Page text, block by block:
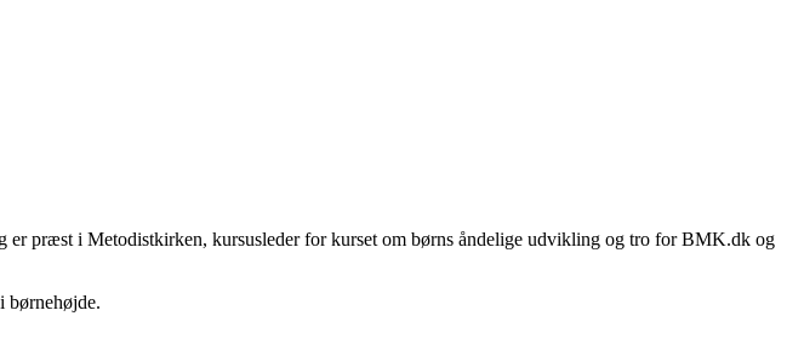
er præst i Metodistkirken, kursusleder for kurset om børns åndelige udvikling og tro for BMK.dk og
børnehøjde.